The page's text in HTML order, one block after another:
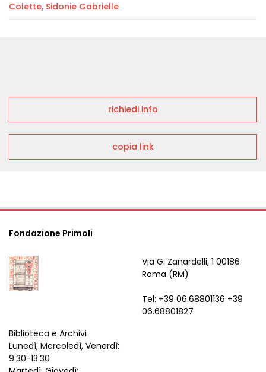
Colette, Sidonie Gabrielle
richiedi info
copia link
Fondazione Primoli
Via G. Zanardelli, 1 00186
Roma (RM)
Tel: +39 06.68801136 +39
06.68801827
Biblioteca e Archivi
Lunedì, Mercoledì, Venerdì:
9.30-13.30